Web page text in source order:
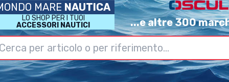
MARE NAUTICA
LO SHOP PER I TUOI
ACCESSORI NAUTICI
...e altre 300